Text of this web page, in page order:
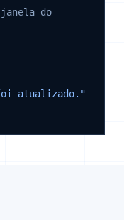
janela do
atualizado."